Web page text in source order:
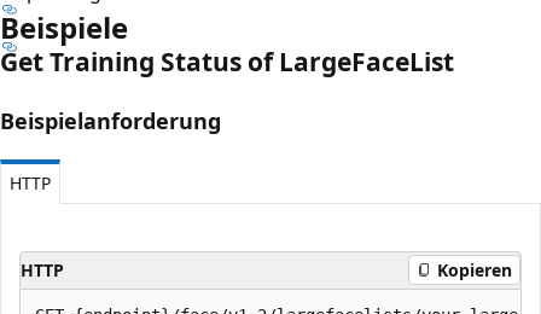
Beispiele
Get Training Status of LargeFaceList
Beispielanforderung
HTTP
HTTP Kopieren